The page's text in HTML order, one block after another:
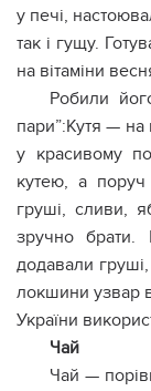
у печі,
так і гущу.
на вітаміни
Робили
пари”:Кутя — на
у красивому
кутею, а поруч
груші, сливи,
зручно
додавали
локшини узвар
України
Чай
Чай —